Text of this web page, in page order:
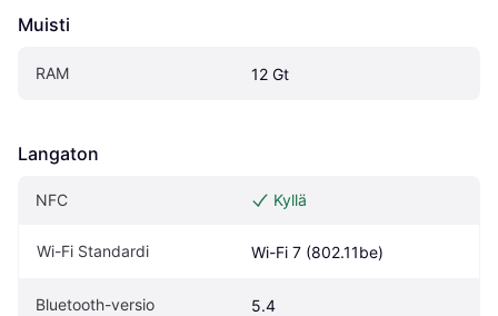
Muisti
RAM 12 Gt
Langaton
NFC Kyllä
Wi-Fi Standardi Wi-Fi 7 (802.11be)
Bluetooth-versio 5.4